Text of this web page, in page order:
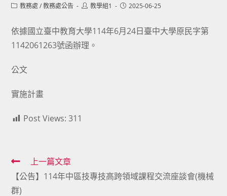
Post教務處 / 教務處公告
Post教學組1
Post2025-06-25
依據國立臺中教育大學114年6月24日臺中大學原民字第
1142061263號函辦理。
公文
實施計畫
Post Views: 311
Read
more
上一篇文章
【公告】114年中區技專技高跨領域課程交流座談會(機械
群)